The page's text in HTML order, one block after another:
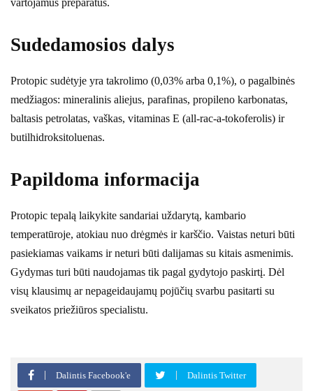
vartojamus preparatus.
Sudedamosios dalys
Protopic sudėtyje yra takrolimo (0,03% arba 0,1%), o pagalbinės
medžiagos: mineralinis aliejus, parafinas, propileno karbonatas,
baltasis petrolatas, vaškas, vitaminas E (all-rac-a-tokoferolis) ir
butilhidroksitoluenas.
Papildoma informacija
Protopic tepalą laikykite sandariai uždarytą, kambario
temperatūroje, atokiau nuo drėgmės ir karščio. Vaistas neturi būti
pasiekiamas vaikams ir neturi būti dalijamas su kitais asmenimis.
Gydymas turi būti naudojamas tik pagal gydytojo paskirtį. Dėl
visų klausimų ar nepageidaujamų pojūčių svarbu pasitarti su
sveikatos priežiūros specialistu.
Dalintis Facebook'e Dalintis Twitter